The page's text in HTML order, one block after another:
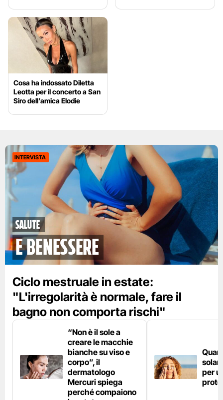
Cosa ha indossato Diletta
Leotta per il concerto a San
Siro dell’amica Elodie
INTERVISTA
Salute
e benessere
Ciclo mestruale in estate:
"L'irregolarità è normale, fare il
bagno non comporta rischi"
“Non è il sole a
creare le macchie
bianche su viso e
corpo”, il
dermatologo
Mercuri spiega
perché compaiono
per